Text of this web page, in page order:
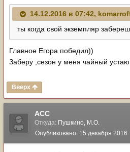
14.12.2016 в 07:42,
ты когда свой экземпляр
Главное Егора победил))
Заберу ,сезон у меня чайный
Вверх
ACC
Откуда: Пушкино, М.О.
Опубликовано: 15 декабря 2016